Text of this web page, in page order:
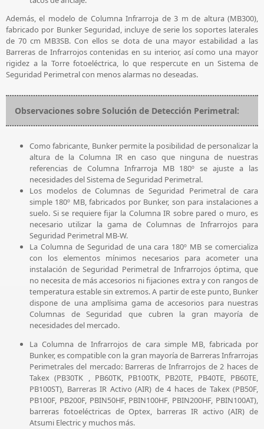
Además, el modelo de Columna Infrarroja de 3 m de altura (MB300),
fabricado por Bunker Seguridad, incluye de serie los soportes laterales
de 70 cm MB3SB. Con ellos se dota de una mayor estabilidad a las
Barreras de Infrarrojos contenidas en su interior, así como una mayor
rigidez a la Torre fotoeléctrica, lo que respercute en un Sistema de
Seguridad Perimetral con menos alarmas no deseadas.
Observaciones sobre Solución de Detección Perimetral:
Como fabricante, Bunker permite la posibilidad de personalizar la
altura de la Columna IR en caso que ninguna de nuestras
referencias de Columna Infrarroja MB 180º se ajuste a las
necesidades del Sistema de Seguridad Perimetral.
Los modelos de Columnas de Seguridad Perimetral de cara
simple 180º MB, fabricados por Bunker, son para instalaciones a
suelo. Si se requiere fijar la Columna IR sobre pared o muro, es
necesario utilizar la gama de Columnas de Infrarrojos para
Seguridad Perimetral MB-W.
La Columna de Seguridad de una cara 180º MB se comercializa
con los elementos mínimos necesarios para acometer una
instalación de Seguridad Perimetral de Infrarrojos óptima, que
no necesita de más accesorios ni fijaciones extra y con rangos de
temperatura estable sin extremos. A partir de este punto, Bunker
dispone de una amplísima gama de accesorios para nuestras
Columnas de Seguridad que cubren la gran mayoría de
necesidades del mercado.
La Columna de Infrarrojos de cara simple MB, fabricada por
Bunker, es compatible con la gran mayoría de Barreras Infrarrojas
Perimetrales del mercado: Barreras de Infrarrojos de 2 haces de
Takex (PB30TK , PB60TK, PB100TK, PB20TE, PB40TE, PB60TE,
PB100ST), Barreras IR Activo (AIR) de 4 haces de Takex (PB50F,
PB100F, PB200F, PBIN50HF, PBIN100HF, PBIN200HF, PBIN100AT),
barreras fotoeléctricas de Optex, barreras IR activo (AIR) de
Atsumi Electric y muchos más.